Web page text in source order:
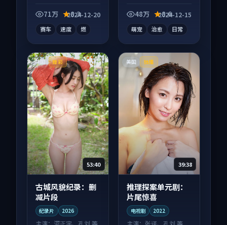
行，细节值得二刷回
71万 8.3
2024-12-20
赛车 速度 燃
系层层推进，尾声常
48万 8.6
2024-12-15
萌宠 治愈 日常
中国 臻彩
53:40
古城风貌纪录：删
减片段
纪录片 2026
美国 独播
39:38
推理探案单元剧：
片尾惊喜
电视剧 2022